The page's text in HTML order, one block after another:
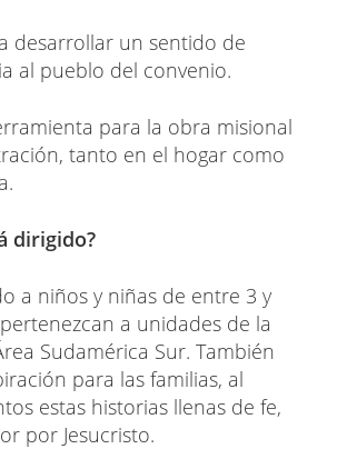
desarrollar un sentido de
al pueblo del convenio.
para la obra misional
tanto en el hogar como
dirigido?
a niños y niñas de entre 3 y
a unidades de la
Sudamérica Sur. También
para las familias, al
estas historias llenas de fe,
por Jesucristo.